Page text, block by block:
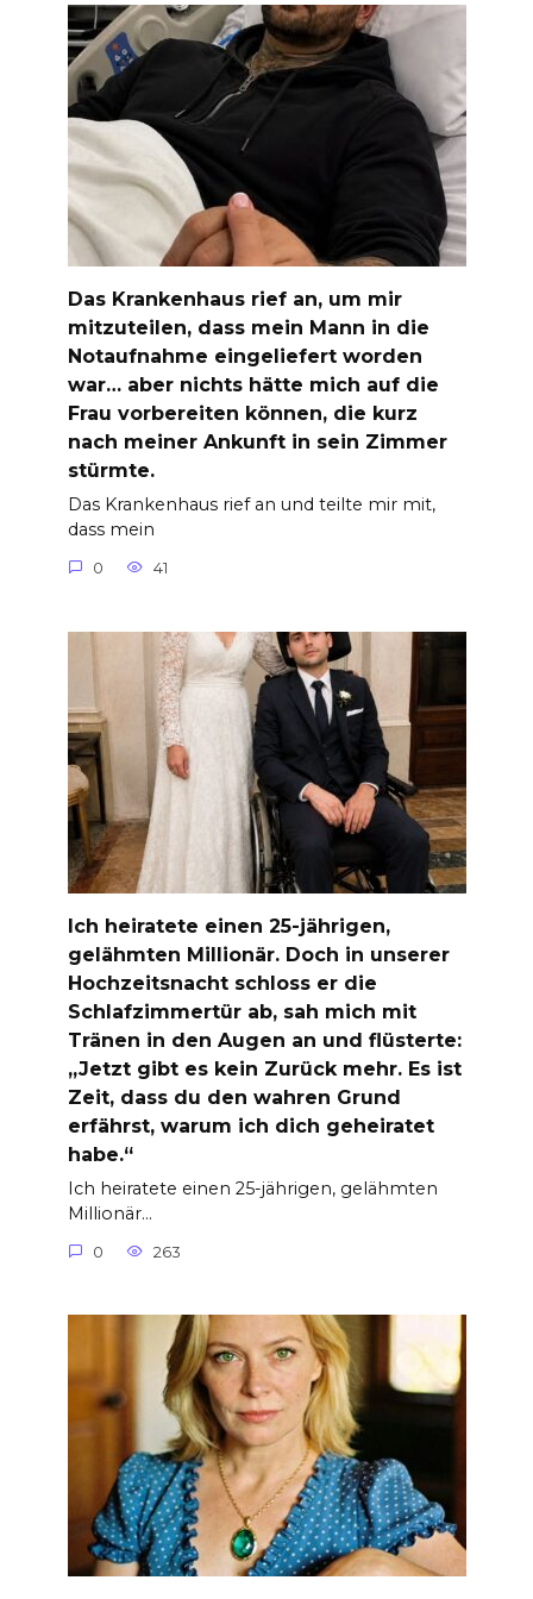
Das Krankenhaus rief an, um mir
mitzuteilen, dass mein Mann in die
Notaufnahme eingeliefert worden
war… aber nichts hätte mich auf die
Frau vorbereiten können, die kurz
nach meiner Ankunft in sein Zimmer
stürmte.
Das Krankenhaus rief an und teilte mir mit,
dass mein
0 41
Ich heiratete einen 25-jährigen,
gelähmten Millionär. Doch in unserer
Hochzeitsnacht schloss er die
Schlafzimmertür ab, sah mich mit
Tränen in den Augen an und flüsterte:
„Jetzt gibt es kein Zurück mehr. Es ist
Zeit, dass du den wahren Grund
erfährst, warum ich dich geheiratet
habe.“
Ich heiratete einen 25-jährigen, gelähmten
Millionär…
0 263